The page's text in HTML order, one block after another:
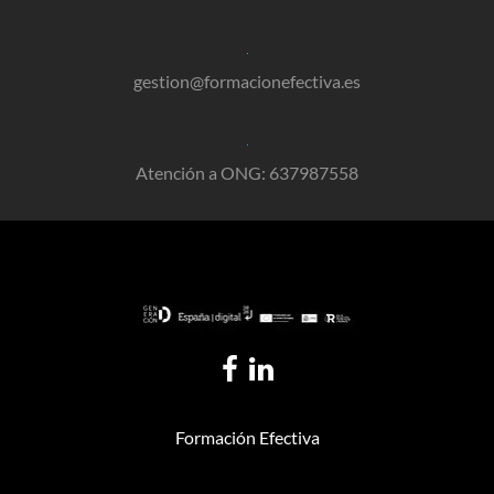
gestion@formacionefectiva.es
Atención a ONG: 637987558
Formación Efectiva